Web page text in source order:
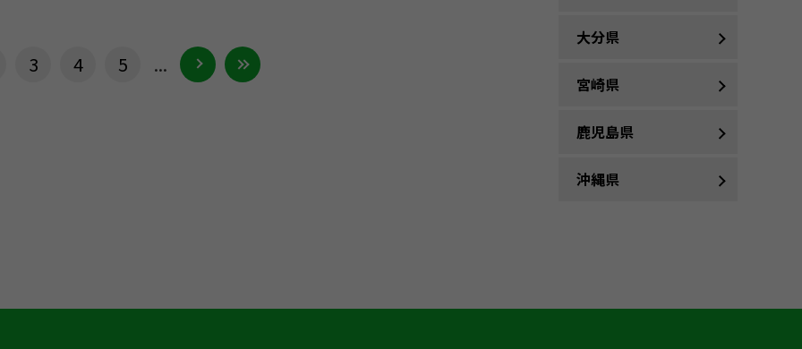
3 4 5 ...
大分県
宮崎県
鹿児島県
沖縄県